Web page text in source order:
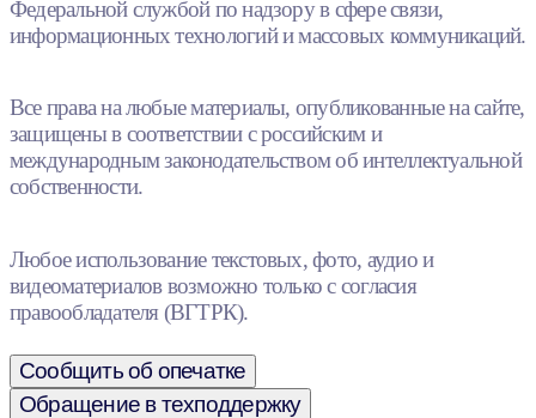
Федеральной службой по надзору в сфере связи,
информационных технологий и массовых коммуникаций.
Все права на любые материалы, опубликованные на сайте,
защищены в соответствии с российским и
международным законодательством об интеллектуальной
собственности.
Любое использование текстовых, фото, аудио и
видеоматериалов возможно только с согласия
правообладателя (ВГТРК).
Сообщить об опечатке
Обращение в техподдержку